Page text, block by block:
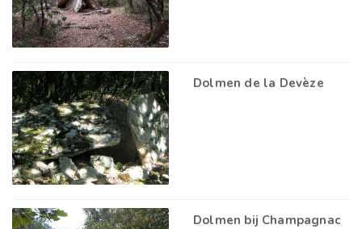
Dolmen de la Devèze
Dolmen bij Champagnac